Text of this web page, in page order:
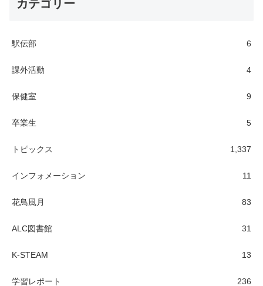
カテゴリー
駅伝部 6
課外活動 4
保健室 9
卒業生 5
トピックス 1,337
インフォメーション 11
花鳥風月 83
ALC図書館 31
K-STEAM 13
学習レポート 236